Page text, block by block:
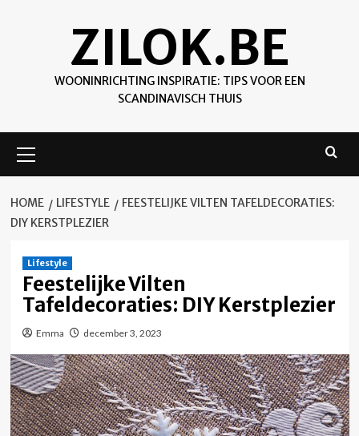
ZILOK.BE
WOONINRICHTING INSPIRATIE: TIPS VOOR EEN
SCANDINAVISCH THUIS
Menu
HOME LIFESTYLE
FEESTELIJKE VILTEN TAFELDECORATIES:
DIY KERSTPLEZIER
Lifestyle
Feestelijke Vilten
Tafeldecoraties: DIY Kerstplezier
Emma december 3, 2023